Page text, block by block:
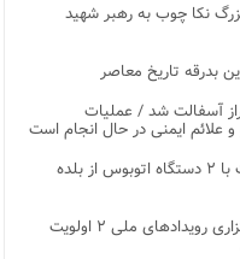
بزرگ نکا چوب به رهبر شهید
بدرقه تاریخ معاصر
آسفالت شد / عملیات
علائم ایمنی در حال انجام است
کاروان عاشقان ولایت با ۲ دستگاه اتوبوس از بلده
توسعه باغ هنر و برگزاری رویدادهای ملی ۲ اولویت